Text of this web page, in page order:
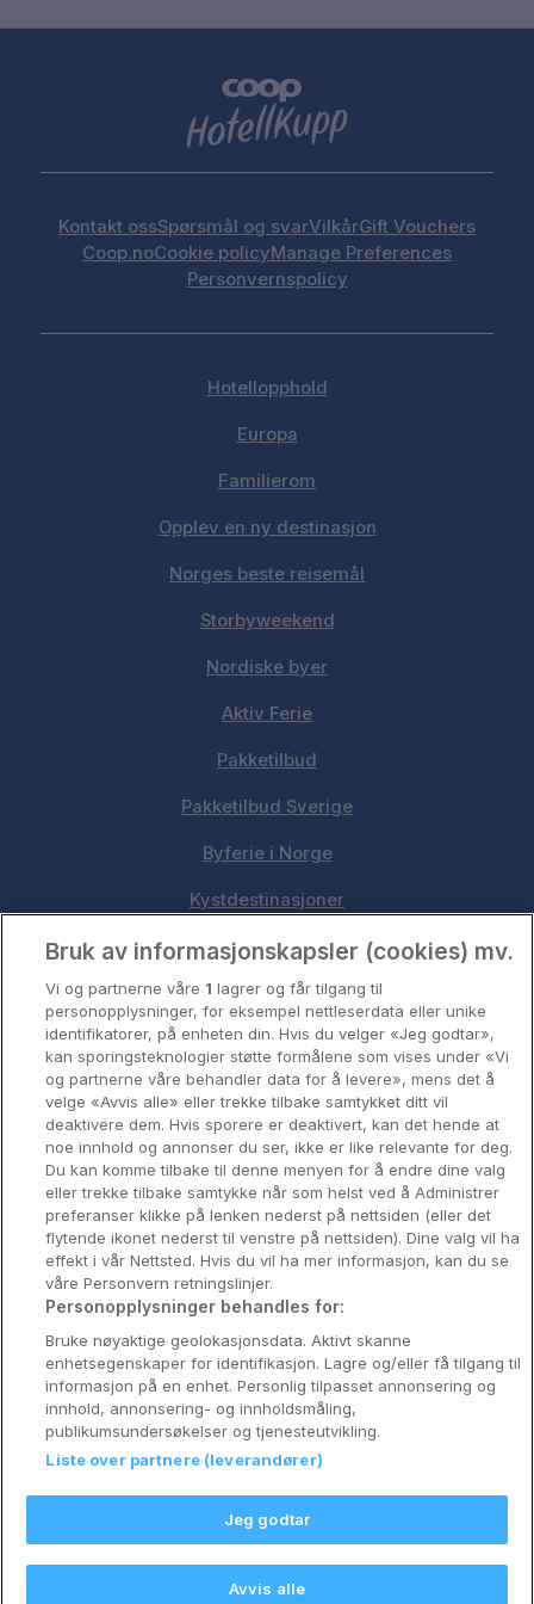
Kontakt ossSpørsmål og svarVilkårGift Vouchers
Coop.noCookie policyManage Preferences
Personvernspolicy
Hotellopphold
Europa
Familierom
Opplev en ny destinasjon
Norges beste reisemål
Storbyweekend
Nordiske byer
Aktiv Ferie
Pakketilbud
Pakketilbud Sverige
Byferie i Norge
Kystdestinasjoner
Oslo
Stavanger
Bergen
Utforsk Norden
Om Coop HotellKupp
Konkurranse
Koselig avbrekk
Velvære i var
Premiumhotell
Venninnetur
Reservasjonsspørsmål:
Hotellsupport:scandinavian@digibreaks.com
Bruk av informasjonskapsler (cookies) mv.
Vi og partnerne våre 1 lagrer og får tilgang til
personopplysninger, for eksempel nettleserdata eller unike
identifikatorer, på enheten din. Hvis du velger «Jeg godtar»,
kan sporingsteknologier støtte formålene som vises under «Vi
og partnerne våre behandler data for å levere», mens det å
velge «Avvis alle» eller trekke tilbake samtykket ditt vil
deaktivere dem. Hvis sporere er deaktivert, kan det hende at
noe innhold og annonser du ser, ikke er like relevante for deg.
Du kan komme tilbake til denne menyen for å endre dine valg
eller trekke tilbake samtykke når som helst ved å Administrer
preferanser klikke på lenken nederst på nettsiden (eller det
flytende ikonet nederst til venstre på nettsiden). Dine valg vil ha
effekt i vår Nettsted. Hvis du vil ha mer informasjon, kan du se
våre Personvern retningslinjer.
Personopplysninger behandles for:
Bruke nøyaktige geolokasjonsdata. Aktivt skanne
enhetsegenskaper for identifikasjon. Lagre og/eller få tilgang til
informasjon på en enhet. Personlig tilpasset annonsering og
innhold, annonsering- og innholdsmåling,
publikumsundersøkelser og tjenesteutvikling.
Liste over partnere (leverandører)
Jeg godtar
Avvis alle